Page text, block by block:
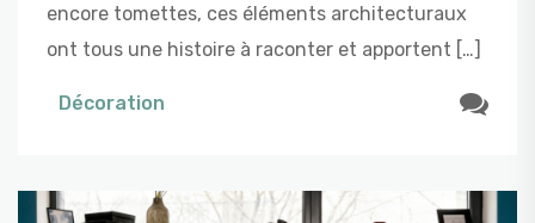
encore tomettes, ces éléments architecturaux
ont tous une histoire à raconter et apportent […]
Décoration